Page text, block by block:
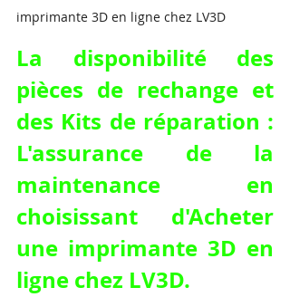
imprimante 3D en ligne chez LV3D
La disponibilité des
pièces de rechange et
des Kits de réparation :
L'assurance de la
maintenance en
choisissant d'Acheter
une imprimante 3D en
ligne chez LV3D.